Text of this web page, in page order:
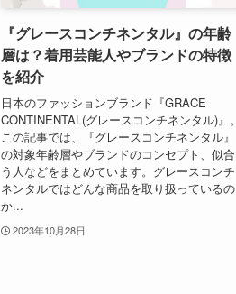
『グレースコンチネンタル』の年齢
層は？着用芸能人やブランドの特徴
を紹介
日本のファッションブランド『GRACE
CONTINENTAL(グレースコンチネンタル)』。
この記事では、『グレースコンチネンタル』
の対象年齢層やブランドのコンセプト、似合
う人などをまとめています。グレースコンチ
ネンタルではどんな商品を取り扱っているの
か...
2023年10月28日